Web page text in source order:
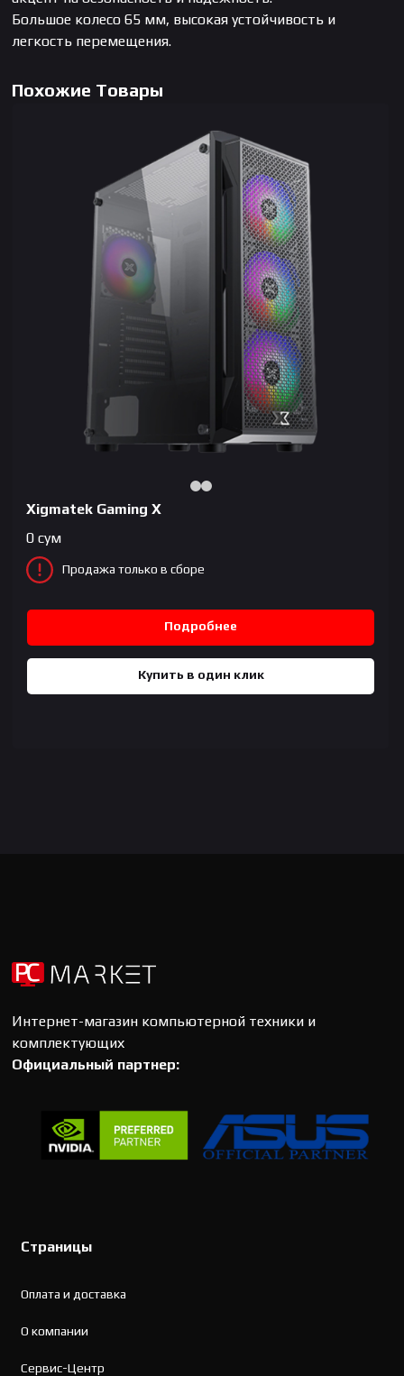
Большое колесо 65 мм, высокая устойчивость и
легкость перемещения.
Похожие Товары
Xigmatek Gaming X
0 сум
Продажа только в сборе
Подробнее
Купить в один клик
Интернет-магазин компьютерной техники и
комплектующих
Официальный партнер:
Страницы
Оплата и доставка
О компании
Сервис-Центр